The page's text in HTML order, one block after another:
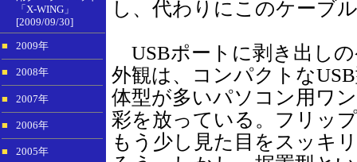
「X-WING」
[2009/09/30]
■ 2009年
■ 2008年
■ 2007年
■ 2006年
■ 2005年
し、代わりにこのケーブ
USBポートに剥き出し
外観は、コンパクトな
体型が多いパソコン用ワ
彩を放っている。フリッ
もう少し見た目をスッキ